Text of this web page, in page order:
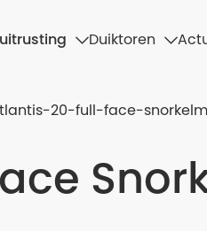
Duiktoren
20-full-face-